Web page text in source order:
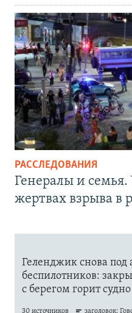
РАССЛЕДОВАНИЯ
Генералы и семья.
жертвах взрыва в